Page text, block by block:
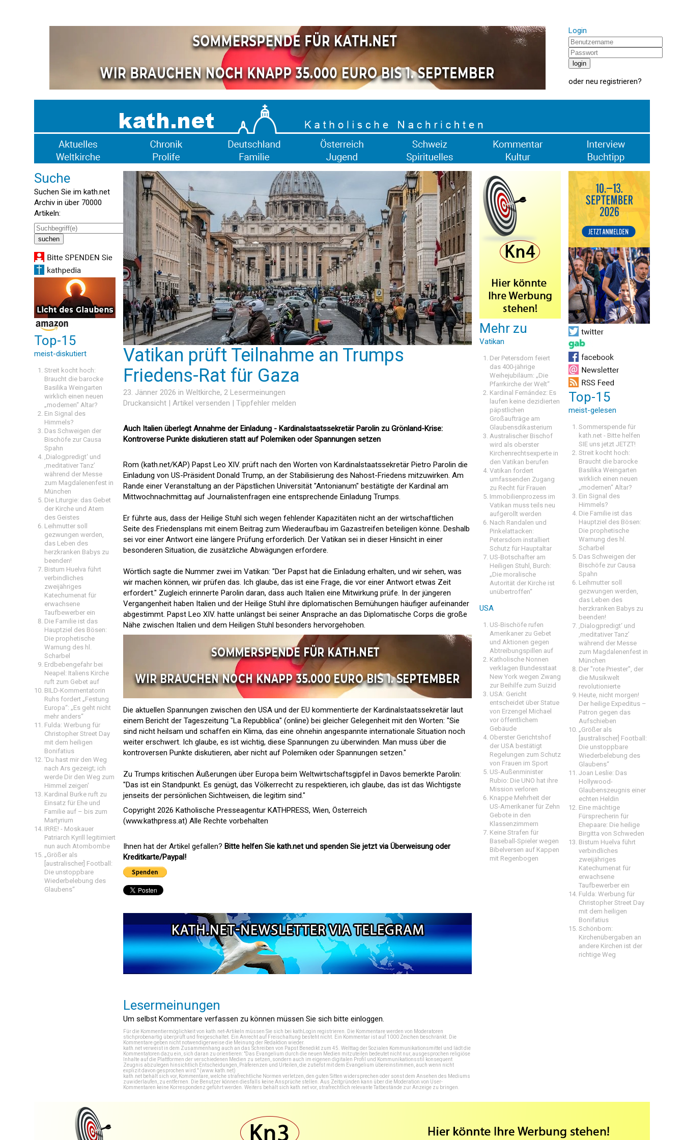
Login
oder neu registrieren?
Suche
Suchen Sie im kath.net
Archiv in über 70000
Artikeln:
Top-15
meist-diskutiert
Streit kocht hoch:
Braucht die barocke
Basilika Weingarten
wirklich einen neuen
„modernen“ Altar?
Ein Signal des
Himmels?
Das Schweigen der
Bischöfe zur Causa
Spahn
‚Dialogpredigt‘ und
‚meditativer Tanz’
während der Messe
zum Magdalenenfest in
München
Die Liturgie: das Gebet
der Kirche und Atem
des Geistes
Leihmutter soll
gezwungen werden,
das Leben des
herzkranken Babys zu
beenden!
Bistum Huelva führt
verbindliches
zweijähriges
Katechumenat für
erwachsene
Taufbewerber ein
Die Familie ist das
Hauptziel des Bösen:
Die prophetische
Warnung des hl.
Scharbel
Erdbebengefahr bei
Neapel: Italiens Kirche
ruft zum Gebet auf
BILD-Kommentatorin
Ruhs fordert „Festung
Europa“: „Es geht nicht
mehr anders“
Fulda: Werbung für
Christopher Street Day
mit dem heiligen
Bonifatius
'Du hast mir den Weg
nach Ars gezeigt; ich
werde Dir den Weg zum
Himmel zeigen'
Kardinal Burke ruft zu
Einsatz für Ehe und
Familie auf – bis zum
Martyrium
IRRE! - Moskauer
Patriarch Kyrill legitimiert
nun auch Atombombe
„Größer als
[australischer] Football:
Die unstoppbare
Wiederbelebung des
Glaubens“
Vatikan prüft Teilnahme an Trumps
Friedens-Rat für Gaza
23. Jänner 2026 in Weltkirche, 2 Lesermeinungen
Druckansicht | Artikel versenden | Tippfehler melden
Auch Italien überlegt Annahme der Einladung - Kardinalstaatssekretär Parolin zu Grönland-Krise:
Kontroverse Punkte diskutieren statt auf Polemiken oder Spannungen setzen
Rom (kath.net/KAP) Papst Leo XIV. prüft nach den Worten von Kardinalstaatssekretär Pietro Parolin die
Einladung von US-Präsident Donald Trump, an der Stabilisierung des Nahost-Friedens mitzuwirken. Am
Rande einer Veranstaltung an der Päpstlichen Universität "Antonianum" bestätigte der Kardinal am
Mittwochnachmittag auf Journalistenfragen eine entsprechende Einladung Trumps.
Er führte aus, dass der Heilige Stuhl sich wegen fehlender Kapazitäten nicht an der wirtschaftlichen
Seite des Friedensplans mit einem Beitrag zum Wiederaufbau im Gazastreifen beteiligen könne. Deshalb
sei vor einer Antwort eine längere Prüfung erforderlich. Der Vatikan sei in dieser Hinsicht in einer
besonderen Situation, die zusätzliche Abwägungen erfordere.
Wörtlich sagte die Nummer zwei im Vatikan: "Der Papst hat die Einladung erhalten, und wir sehen, was
wir machen können, wir prüfen das. Ich glaube, das ist eine Frage, die vor einer Antwort etwas Zeit
erfordert." Zugleich erinnerte Parolin daran, dass auch Italien eine Mitwirkung prüfe. In der jüngeren
Vergangenheit haben Italien und der Heilige Stuhl ihre diplomatischen Bemühungen häufiger aufeinander
abgestimmt. Papst Leo XIV. hatte unlängst bei seiner Ansprache an das Diplomatische Corps die große
Nähe zwischen Italien und dem Heiligen Stuhl besonders hervorgehoben.
Die aktuellen Spannungen zwischen den USA und der EU kommentierte der Kardinalstaatssekretär laut
einem Bericht der Tageszeitung "La Repubblica" (online) bei gleicher Gelegenheit mit den Worten: "Sie
sind nicht heilsam und schaffen ein Klima, das eine ohnehin angespannte internationale Situation noch
weiter erschwert. Ich glaube, es ist wichtig, diese Spannungen zu überwinden. Man muss über die
kontroversen Punkte diskutieren, aber nicht auf Polemiken oder Spannungen setzen."
Zu Trumps kritischen Äußerungen über Europa beim Weltwirtschaftsgipfel in Davos bemerkte Parolin:
"Das ist ein Standpunkt. Es genügt, das Völkerrecht zu respektieren, ich glaube, das ist das Wichtigste
jenseits der persönlichen Sichtweisen, die legitim sind."
Copyright 2026 Katholische Presseagentur KATHPRESS, Wien, Österreich
(www.kathpress.at) Alle Rechte vorbehalten
Ihnen hat der Artikel gefallen? Bitte helfen Sie kath.net und spenden Sie jetzt via Überweisung oder
Kreditkarte/Paypal!
Lesermeinungen
Um selbst Kommentare verfassen zu können müssen Sie sich bitte einloggen.
Für die Kommentiermöglichkeit von kath.net-Artikeln müssen Sie sich bei kathLogin registrieren . Die Kommentare werden von Moderatoren
stichprobenartig überprüft und freigeschaltet. Ein Anrecht auf Freischaltung besteht nicht. Ein Kommentar ist auf 1000 Zeichen beschränkt. Die
Kommentare geben nicht notwendigerweise die Meinung der Redaktion wieder.
kath.net verweist in dem Zusammenhang auch an das Schreiben von Papst Benedikt zum 45. Welttag der Sozialen Kommunikationsmittel und lädt die
Kommentatoren dazu ein, sich daran zu orientieren: "Das Evangelium durch die neuen Medien mitzuteilen bedeutet nicht nur, ausgesprochen religiöse
Inhalte auf die Plattformen der verschiedenen Medien zu setzen, sondern auch im eigenen digitalen Profil und Kommunikationsstil konsequent
Zeugnis abzulegen hinsichtlich Entscheidungen, Präferenzen und Urteilen, die zutiefst mit dem Evangelium übereinstimmen, auch wenn nicht
explizit davon gesprochen wird." (www.kath.net)
kath.net behält sich vor, Kommentare, welche strafrechtliche Normen verletzen, den guten Sitten widersprechen oder sonst dem Ansehen des Mediums
zuwiderlaufen, zu entfernen. Die Benutzer können diesfalls keine Ansprüche stellen. Aus Zeitgründen kann über die Moderation von User-
Kommentaren keine Korrespondenz geführt werden. Weiters behält sich kath.net vor, strafrechtlich relevante Tatbestände zur Anzeige zu bringen.
Mehr zu
Vatikan
Der Petersdom feiert
das 400-jährige
Weihejubiläum: „Die
Pfarrkirche der Welt“
Kardinal Fernández: Es
laufen keine dezidierten
päpstlichen
Großaufträge am
Glaubensdikasterium
Australischer Bischof
wird als oberster
Kirchenrechtsexperte in
den Vatikan berufen
Vatikan fordert
umfassenden Zugang
zu Recht für Frauen
Immobilienprozess im
Vatikan muss teils neu
aufgerollt werden
Nach Randalen und
Pinkelattacken:
Petersdom installiert
Schutz für Hauptaltar
US-Botschafter am
Heiligen Stuhl, Burch:
„Die moralische
Autorität der Kirche ist
unübertroffen“
USA
US-Bischöfe rufen
Amerikaner zu Gebet
und Aktionen gegen
Abtreibungspillen auf
Katholische Nonnen
verklagen Bundesstaat
New York wegen Zwang
zur Beihilfe zum Suizid
USA: Gericht
entscheidet über Statue
von Erzengel Michael
vor öffentlichem
Gebäude
Oberster Gerichtshof
der USA bestätigt
Regelungen zum Schutz
von Frauen im Sport
US-Außenminister
Rubio: Die UNO hat ihre
Mission verloren
Knappe Mehrheit der
US-Amerikaner für Zehn
Gebote in den
Klassenzimmern
Keine Strafen für
Baseball-Spieler wegen
Bibelversen auf Kappen
mit Regenbogen
Top-15
meist-gelesen
Sommerspende für
kath.net - Bitte helfen
SIE uns jetzt JETZT!
Streit kocht hoch:
Braucht die barocke
Basilika Weingarten
wirklich einen neuen
„modernen“ Altar?
Ein Signal des
Himmels?
Die Familie ist das
Hauptziel des Bösen:
Die prophetische
Warnung des hl.
Scharbel
Das Schweigen der
Bischöfe zur Causa
Spahn
Leihmutter soll
gezwungen werden,
das Leben des
herzkranken Babys zu
beenden!
‚Dialogpredigt‘ und
‚meditativer Tanz’
während der Messe
zum Magdalenenfest in
München
Der "rote Priester", der
die Musikwelt
revolutionierte
Heute, nicht morgen!
Der heilige Expeditus –
Patron gegen das
Aufschieben
„Größer als
[australischer] Football:
Die unstoppbare
Wiederbelebung des
Glaubens“
Joan Leslie: Das
Hollywood-
Glaubenszeugnis einer
echten Heldin
Eine mächtige
Fürsprecherin für
Ehepaare: Die heilige
Birgitta von Schweden
Bistum Huelva führt
verbindliches
zweijähriges
Katechumenat für
erwachsene
Taufbewerber ein
Fulda: Werbung für
Christopher Street Day
mit dem heiligen
Bonifatius
Schönborn:
Kirchenübergaben an
andere Kirchen ist der
richtige Weg